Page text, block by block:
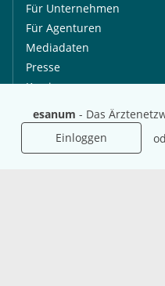
esanum - Das
Einloggen
Für Unternehmen
Für Agenturen
Mediadaten
Presse
Karriere
International